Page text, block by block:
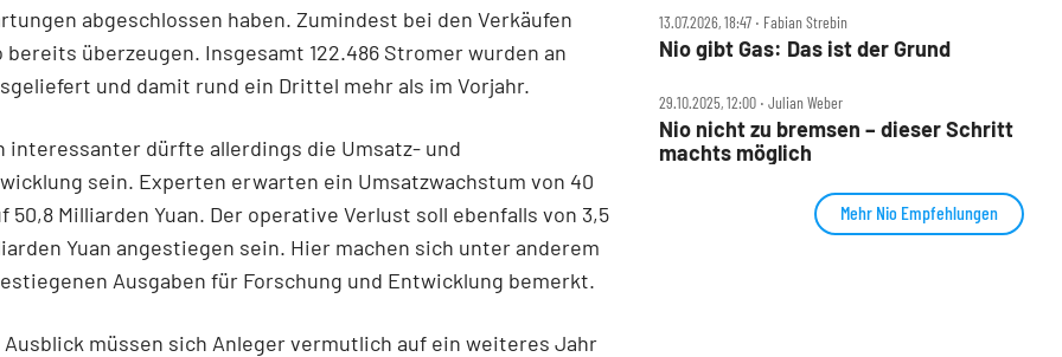
abgeschlossen haben. Zumindest bei den Verkäufen
bereits überzeugen. Insgesamt 122.486 Stromer wurden an
und damit rund ein Drittel mehr als im Vorjahr.
interessanter dürfte allerdings die Umsatz- und
sein. Experten erwarten ein Umsatzwachstum von 40
50,8 Milliarden Yuan. Der operative Verlust soll ebenfalls von 3,5
Yuan angestiegen sein. Hier machen sich unter anderem
Ausgaben für Forschung und Entwicklung bemerkt.
Ausblick müssen sich Anleger vermutlich auf ein weiteres Jahr
13.07.2026, 18:47 ‧ Fabian Strebin
Nio gibt Gas: Das ist der Grund
29.10.2025, 12:00 ‧ Julian Weber
Nio nicht zu bremsen – dieser Schritt
machts möglich
Mehr Nio Empfehlungen